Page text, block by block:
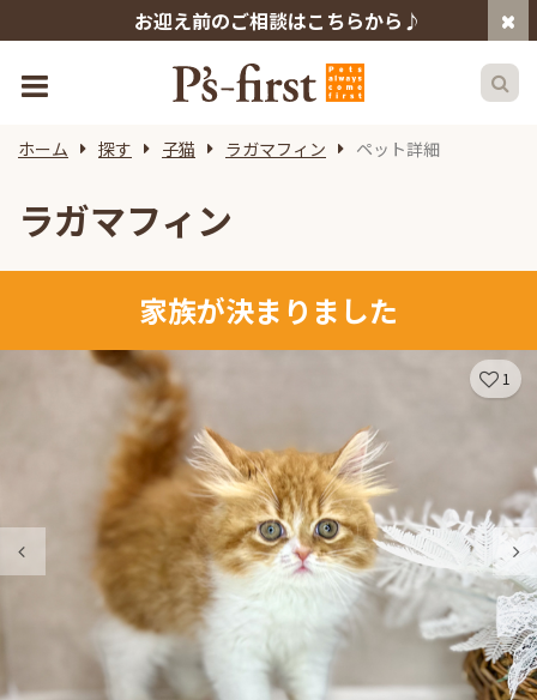
お迎え前のご相談はこちらから♪
ホーム 探す 子猫 ラガマフィン ペット詳細
ラガマフィン
家族が決まりました
1